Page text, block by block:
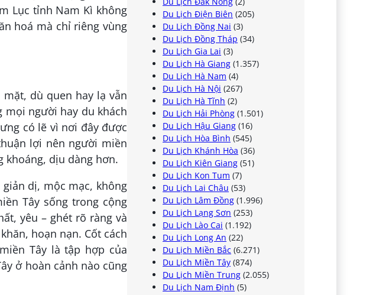
Lục tỉnh Nam Kì không
hoá mà chỉ riêng vùng
dù quen hay lạ vẫn
người hay du khách
có lẽ vì nơi đây được
lợi nên người miền
khoáng, dịu dàng hơn.
dị, mộc mạc, không
Tây sống trong cộng
yêu – ghét rõ ràng và
hoạn nạn. Cốt cách
Tây là tập hợp của
ở hoàn cảnh nào cũng
Du Lịch Điện Biên (205)
Du Lịch Đồng Nai (3)
Du Lịch Đồng Tháp (34)
Du Lịch Gia Lai (3)
Du Lịch Hà Giang (1.357)
Du Lịch Hà Nam (4)
Du Lịch Hà Nội (267)
Du Lịch Hà Tĩnh (2)
Du Lịch Hải Phòng (1.501)
Du Lịch Hậu Giang (16)
Du Lịch Hòa Bình (545)
Du Lịch Khánh Hòa (36)
Du Lịch Kiên Giang (51)
Du Lịch Kon Tum (7)
Du Lịch Lai Châu (53)
Du Lịch Lâm Đồng (1.996)
Du Lịch Lạng Sơn (253)
Du Lịch Lào Cai (1.192)
Du Lịch Long An (22)
Du Lịch Miền Bắc (6.271)
Du Lịch Miền Tây (874)
Du Lịch Miền Trung (2.055)
Du Lịch Nam Định (5)